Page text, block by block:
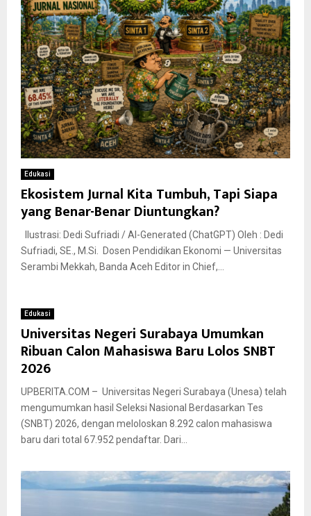
Edukasi
Ekosistem Jurnal Kita Tumbuh, Tapi Siapa
yang Benar-Benar Diuntungkan?
Ilustrasi: Dedi Sufriadi / AI-Generated (ChatGPT) Oleh : Dedi
Sufriadi, SE., M.Si. Dosen Pendidikan Ekonomi — Universitas
Serambi Mekkah, Banda Aceh Editor in Chief,...
Edukasi
Universitas Negeri Surabaya Umumkan
Ribuan Calon Mahasiswa Baru Lolos SNBT
2026
UPBERITA.COM – Universitas Negeri Surabaya (Unesa) telah
mengumumkan hasil Seleksi Nasional Berdasarkan Tes
(SNBT) 2026, dengan meloloskan 8.292 calon mahasiswa
baru dari total 67.952 pendaftar. Dari...